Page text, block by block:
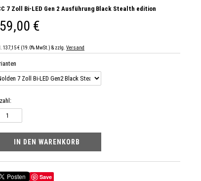
7 Zoll Bi-LED Gen 2 Ausführung Black Stealth edition
€
137,15 € (19.0% MwSt.) & zzlg. Versand
Save